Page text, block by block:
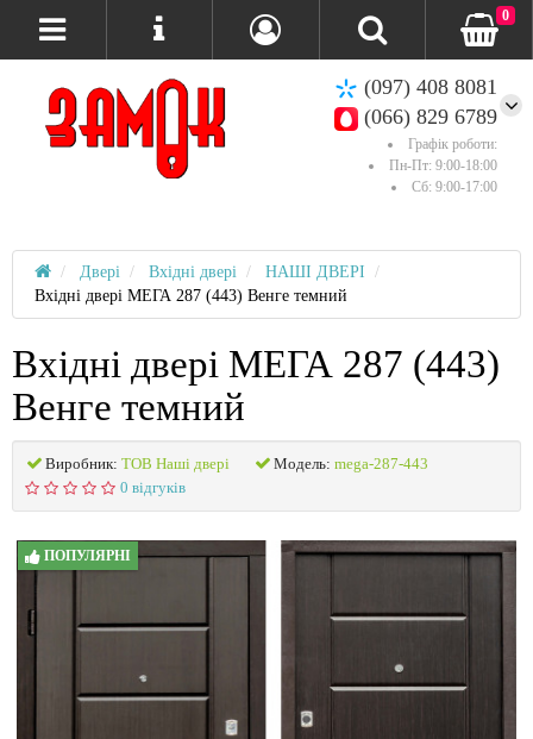
(097) 408 8081
(066) 829 6789
Графік роботи:
Пн-Пт: 9:00-18:00
Сб: 9:00-17:00
0
Двері Вхідні двері
НАШІ ДВЕРІ
Вхідні двері МЕГА 287 (443) Венге темний
Вхідні двері МЕГА 287 (443)
Венге темний
Виробник: ТОВ Наші двері Модель: mega-287-443
0 відгуків
ПОПУЛЯРНІ